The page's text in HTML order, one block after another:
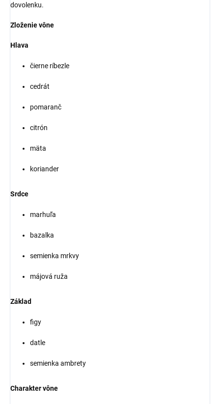
dovolenku.
Zloženie vône
Hlava
čierne ríbezle
cedrát
pomaranč
citrón
mäta
koriander
Srdce
marhuľa
bazalka
semienka mrkvy
májová ruža
Základ
figy
datle
semienka ambrety
Charakter vône